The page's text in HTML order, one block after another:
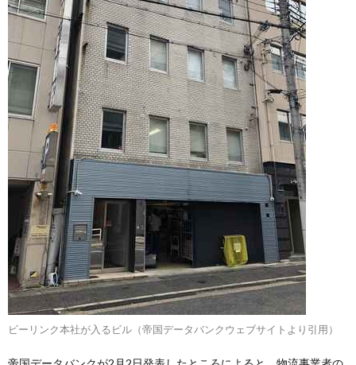
ビーリンク本社が入るビル（帝国データバンクウェブサイトより引用）